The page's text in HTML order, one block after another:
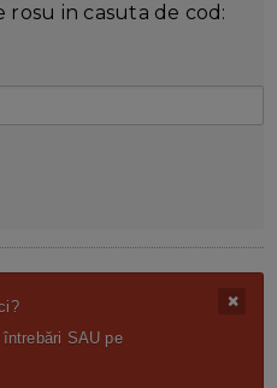
in casuta de cod:
întrebări SAU pe